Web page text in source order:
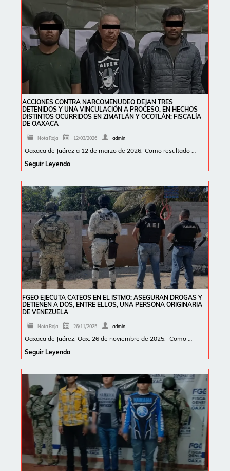
ACCIONES CONTRA NARCOMENUDEO DEJAN TRES
DETENIDOS Y UNA VINCULACIÓN A PROCESO, EN HECHOS
DISTINTOS OCURRIDOS EN ZIMATLÁN Y OCOTLÁN; FISCALÍA
DE OAXACA
Nota Roja 12/03/2026 admin
Oaxaca de Juárez a 12 de marzo de 2026.-Como resultado …
Seguir Leyendo
FGEO EJECUTA CATEOS EN EL ISTMO: ASEGURAN DROGAS Y
DETIENEN A DOS, ENTRE ELLOS, UNA PERSONA ORIGINARIA
DE VENEZUELA
Nota Roja 26/11/2025 admin
Oaxaca de Juárez, Oax. 26 de noviembre de 2025.- Como …
Seguir Leyendo